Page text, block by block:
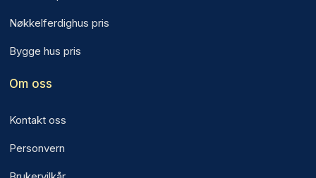
Nøkkelferdighus pris
Bygge hus pris
Om oss
Kontakt oss
Personvern